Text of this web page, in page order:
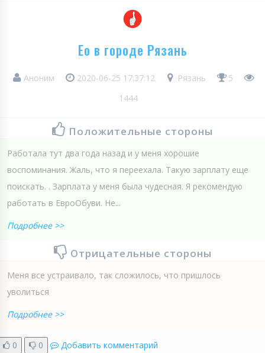
Ео в городе Рязань
Аноним 2020-06-25 17:37:12 Рязань
5
1444
Положительные стороны
Работала тут два года назад и у меня хорошие
воспоминания. Жаль, что я переехала. Такую зарплату еще
поискать. . Зарплата у меня была чудесная. Я рекомендую
работать в ЕвроОбуви. Не...
Подробнее >>
Отрицательные стороны
Меня все устраивало, так сложилось, что пришлось
уволиться
Подробнее >>
0 0 Добавить комментарий